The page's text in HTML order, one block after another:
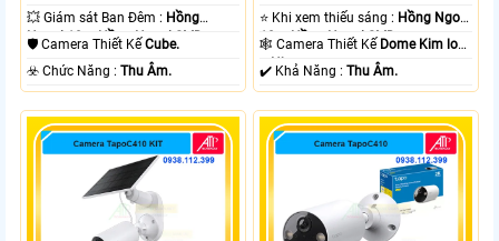
💥 Giám sát Ban Đêm : Hồng
Ngoại 10m Hồng Ngoại SMD.
🛡 Camera Thiết KếCube.
️☣️ Chức Năng :Thu Âm.
⭐ Khi xem thiếu sáng : Hồng Ngoại
10m Hồng Ngoại SMD.
🕸️ Camera Thiết Kế Dome Kim loại
+ Nhựa.
️✔️ Khả Năng :Thu Âm.